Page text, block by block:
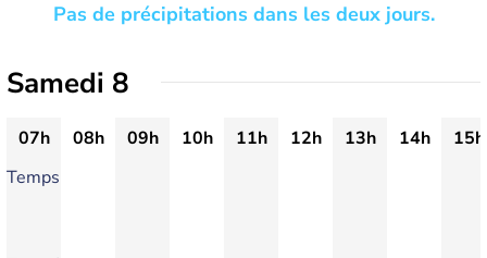
Pas de précipitations dans les deux jours.
Samedi 8
07h 08h 09h 10h 11h 12h 13h 14h
15h
Temps